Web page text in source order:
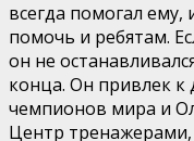
всегда помогал
помочь и ребятам.
он не
конца. Он привлек
чемпионов мира и
Центр тренажерами,